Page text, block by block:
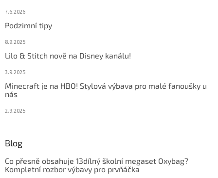
7.6.2026
Podzimní tipy
8.9.2025
Lilo & Stitch nově na Disney kanálu!
3.9.2025
Minecraft je na HBO! Stylová výbava pro malé fanoušky u
nás
2.9.2025
Blog
Co přesně obsahuje 13dílný školní megaset Oxybag?
Kompletní rozbor výbavy pro prvňáčka